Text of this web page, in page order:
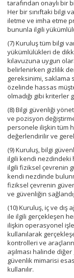
tarafından onaylı bir
Her bir sınıftaki bilgi
iletme ve imha etme
bununla ilgili
(7) Kuruluş tüm bilgi
yükümlülükleri de
kılavuzuna uygun
belirlenirken gizlilik
gereksinimi, saklama
özelinde hassas
olmadığı gibi
(8) Bilgi güvenliği
ve pozisyon
personele ilişkin tüm
değerlendirilir ve
(9) Kuruluş, bilgi
ilgili kendi nezdindeki
ilgili fiziksel çevrenin
kendi nezdinde
fiziksel çevrenin
ve güvenliğin
(10) Kuruluş, iç ve
ile ilgili gerçekleşen
ilişkin operasyonel
kullanılarak
kontrolleri ve
aşılması halinde
güvenlik mimarisi
kullanılır.